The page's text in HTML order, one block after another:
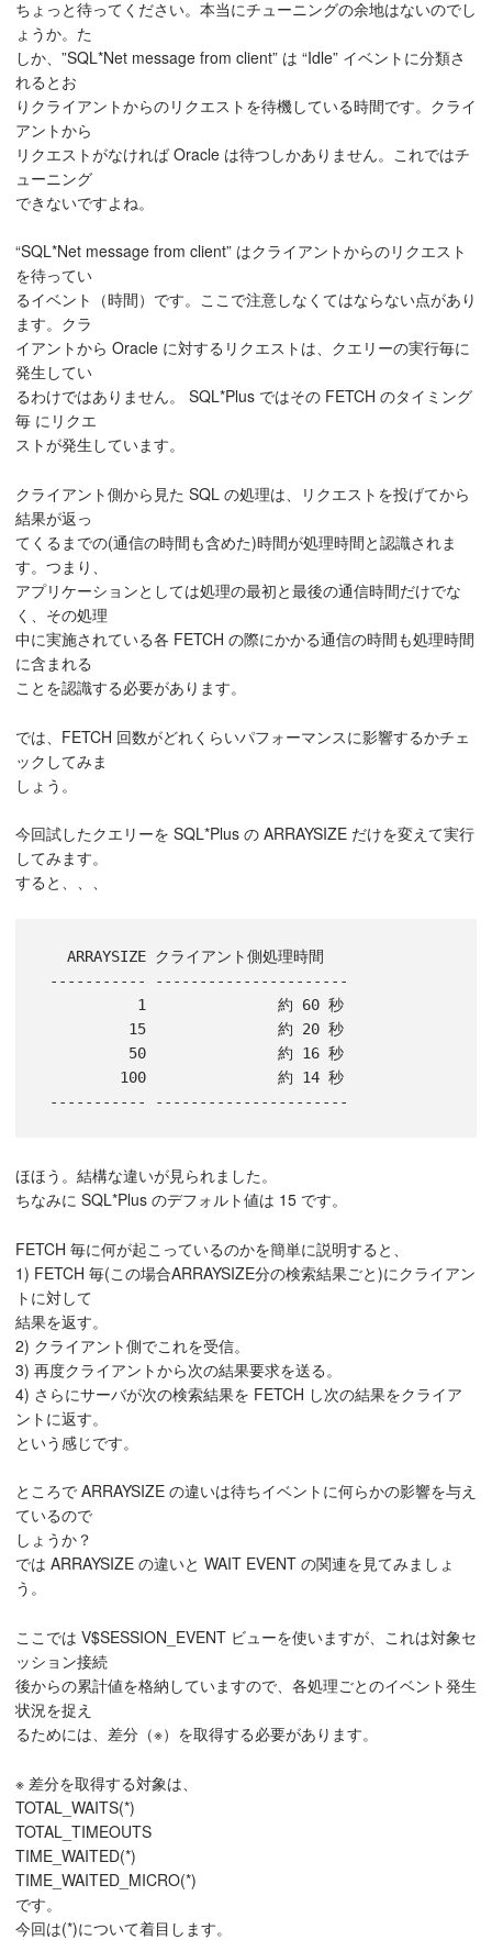
ちょっと待ってください。本当にチューニングの余地はないのでし
ょうか。た
しか、”SQL*Net message from client” は “Idle” イベントに分類さ
れるとお
りクライアントからのリクエストを待機している時間です。クライ
アントから
リクエストがなければ Oracle は待つしかありません。これではチ
ューニング
できないですよね。
“SQL*Net message from client” はクライアントからのリクエスト
を待ってい
るイベント（時間）です。ここで注意しなくてはならない点があり
ます。クラ
イアントから Oracle に対するリクエストは、クエリーの実行毎に
発生してい
るわけではありません。 SQL*Plus ではその FETCH のタイミング
毎 にリクエ
ストが発生しています。
クライアント側から見た SQL の処理は、リクエストを投げてから
結果が返っ
てくるまでの(通信の時間も含めた)時間が処理時間と認識されま
す。つまり、
アプリケーションとしては処理の最初と最後の通信時間だけでな
く、その処理
中に実施されている各 FETCH の際にかかる通信の時間も処理時間
に含まれる
ことを認識する必要があります。
では、FETCH 回数がどれくらいパフォーマンスに影響するかチェ
ックしてみま
しょう。
今回試したクエリーを SQL*Plus の ARRAYSIZE だけを変えて実行
してみます。
すると、、、
----------- ----------------------
ほほう。結構な違いが見られました。
ちなみに SQL*Plus のデフォルト値は 15 です。
FETCH 毎に何が起こっているのかを簡単に説明すると、
1) FETCH 毎(この場合ARRAYSIZE分の検索結果ごと)にクライアン
トに対して
結果を返す。
2) クライアント側でこれを受信。
3) 再度クライアントから次の結果要求を送る。
4) さらにサーバが次の検索結果を FETCH し次の結果をクライア
ントに返す。
という感じです。
ところで ARRAYSIZE の違いは待ちイベントに何らかの影響を与え
ているので
しょうか？
では ARRAYSIZE の違いと WAIT EVENT の関連を見てみましょ
う。
ここでは V$SESSION_EVENT ビューを使いますが、これは対象セ
ッション接続
後からの累計値を格納していますので、各処理ごとのイベント発生
状況を捉え
るためには、差分（※）を取得する必要があります。
※ 差分を取得する対象は、
TOTAL_WAITS(*)
TOTAL_TIMEOUTS
TIME_WAITED(*)
TIME_WAITED_MICRO(*)
です。
今回は(*)について着目します。